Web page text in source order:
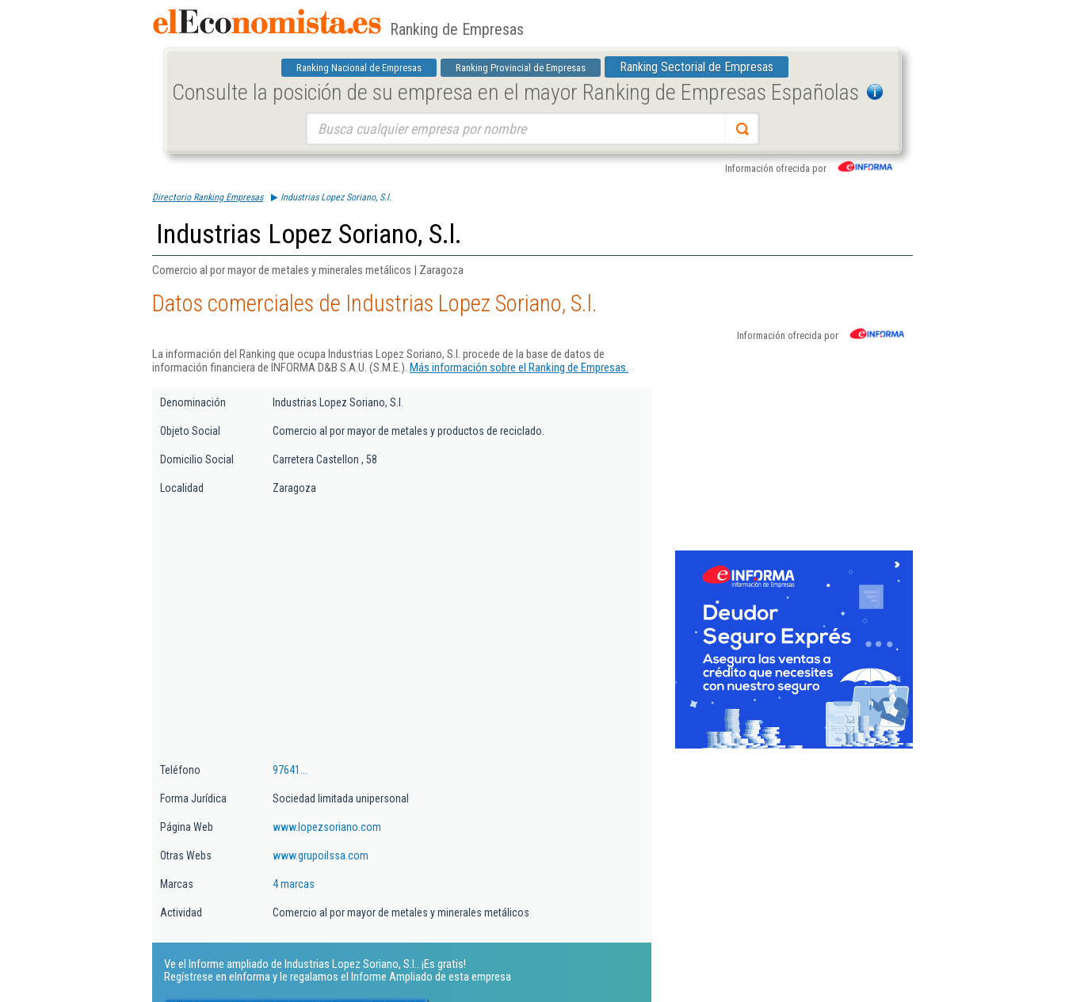
Ranking de Empresas
Ranking Nacional de Empresas Ranking Provincial de Empresas Ranking Sectorial de Empresas
Consulte la posición de su empresa en el mayor Ranking de Empresas Españolas
Información ofrecida por
Directorio Ranking Empresas Industrias Lopez Soriano, S.l.
Industrias Lopez Soriano, S.l.
Comercio al por mayor de metales y minerales metálicos | Zaragoza
Datos comerciales de Industrias Lopez Soriano, S.l.
Información ofrecida por
La información del Ranking que ocupa Industrias Lopez Soriano, S.l. procede de la base de datos de
información financiera de INFORMA D&B S.A.U. (S.M.E.). Más información sobre el Ranking de Empresas.
Denominación Industrias Lopez Soriano, S.l.
Objeto Social Comercio al por mayor de metales y productos de reciclado.
Domicilio Social Carretera Castellon , 58
Localidad Zaragoza
Teléfono 97641...
Forma Jurídica Sociedad limitada unipersonal
Página Web www.lopezsoriano.com
Otras Webs www.grupoilssa.com
Marcas 4 marcas
Actividad Comercio al por mayor de metales y minerales metálicos
Ve el Informe ampliado de Industrias Lopez Soriano, S.l.. ¡Es gratis!
Regístrese en eInforma y le regalamos el Informe Ampliado de esta empresa